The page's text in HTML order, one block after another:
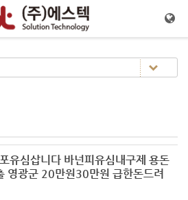
메뉴 건너뛰기
유심삽니다 바넌피유심내구제 용돈
영광군 20만원30만원 급한돈드려